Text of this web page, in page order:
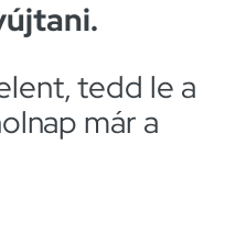
tedd le a
már a